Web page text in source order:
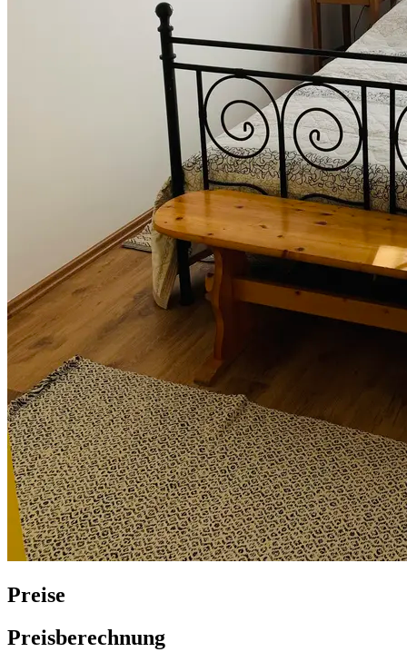
Preise
Preisberechnung